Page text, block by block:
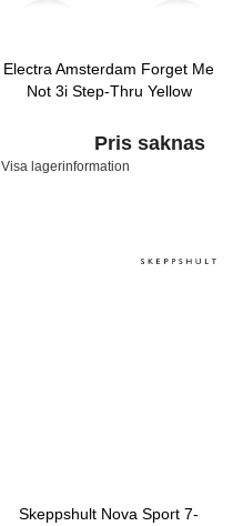
Electra Amsterdam Forget Me
Not 3i Step-Thru Yellow
Pris saknas
Visa lagerinformation
Skeppshult Nova Sport 7-